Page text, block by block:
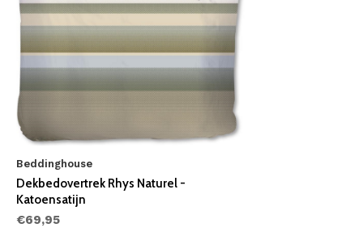
Beddinghouse
Dekbedovertrek Rhys Naturel -
Katoensatijn
€69,95